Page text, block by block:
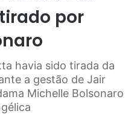
por
havia sido tirada da
a gestão de Jair
Michelle Bolsonaro